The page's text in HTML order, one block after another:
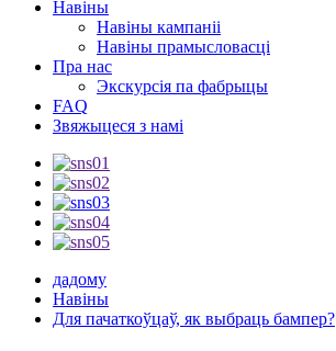
Навіны
Навіны кампаніі
Навіны прамысловасці
Пра нас
Экскурсія па фабрыцы
FAQ
Звяжыцеся з намі
дадому
Навіны
Для пачаткоўцаў, як выбраць бампер?